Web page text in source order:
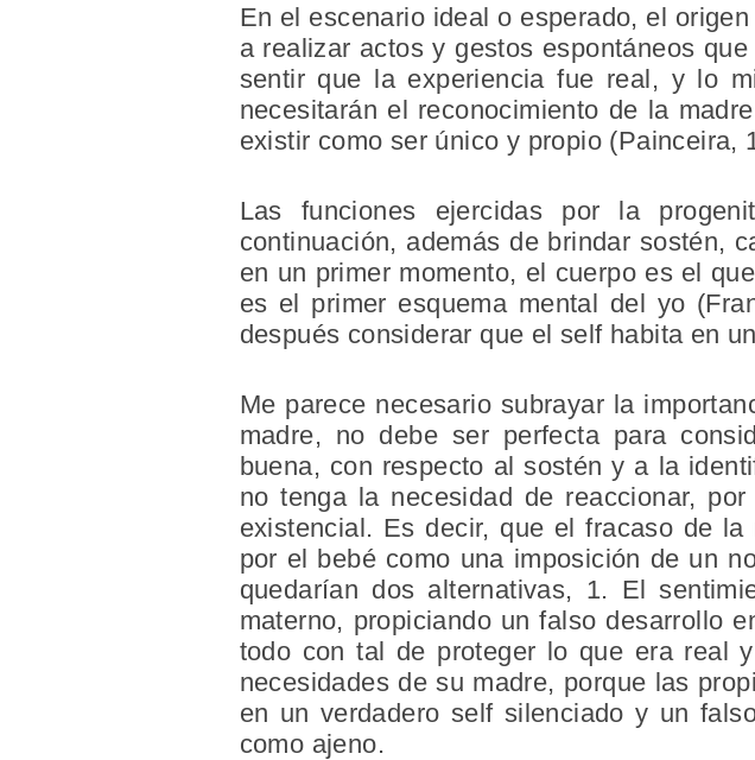
En el escenario ideal o esperado, el
a realizar actos y gestos espontáneos
sentir que la experiencia fue real, y lo
necesitarán el reconocimiento de la
existir como ser único y propio (Painceira,
Las funciones ejercidas por la
continuación, además de brindar sostén,
en un primer momento, el cuerpo es el
es el primer esquema mental del yo
después considerar que el self habita en
Me parece necesario subrayar la
madre, no debe ser perfecta para
buena, con respecto al sostén y a la
no tenga la necesidad de reaccionar,
existencial. Es decir, que el fracaso de
por el bebé como una imposición de un
quedarían dos alternativas, 1. El
materno, propiciando un falso desarrollo
todo con tal de proteger lo que era real
necesidades de su madre, porque las
en un verdadero self silenciado y un
como ajeno.